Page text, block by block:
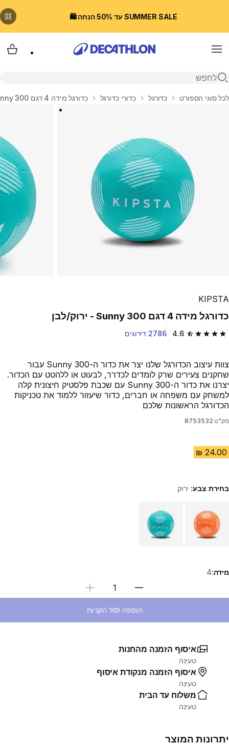
SUMMER SALE עד 50% הנחה 🛍️
Menu
פתיחת חיפוש
בית
לכל סוגי הספורט כדורגל כדורי כדורגל כדורגל מידה 4 דגם Sunny 300 - ירוק/לבן
KIPSTA
כדורגל מידה 4 דגם Sunny 300 - ירוק/לבן
4.6 4.6 out of 5 stars from 2786 reviews 2786 דירוגים
צוות עיצוב הכדורגל שלנו יצר את כדור ה-Sunny 300 עבור
שחקנים צעירים שרק לומדים לכדרר, לבעוט או ללהטט עם הכדור.
יצרנו את כדור ה-Sunny 300 עם שכבת פלסטיק חיצונית קלה
למשחק עם משפחה או חברים, כדור שיעזור ללמוד את טכניקות
הכדורגל הראשונות שלכם
מק"ט 8753532
בחירת צבע: ירוק
מידה:4
בחירת כמות
הוספה לסל הקניות
איסוף הזמנה מהחנות
טעינה
איסוף הזמנה מנקודת איסוף
טעינה
משלוח עד הבית
טעינה
יתרונות המוצר